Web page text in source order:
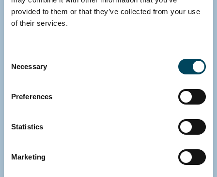
provided to them or that they’ve collected from your use
of their services.
Selection
Necessary
Preferences
Statistics
Marketing
Angebotsknappheit auf
europäischen